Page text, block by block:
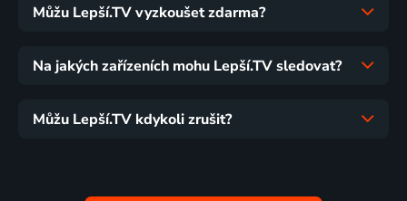
Můžu Lepší.TV vyzkoušet zdarma?
Na jakých zařízeních mohu Lepší.TV sledovat?
Můžu Lepší.TV kdykoli zrušit?